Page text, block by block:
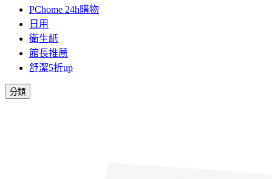
PChome 24h購物
日用
衛生紙
館長推薦
舒潔5折up
分類